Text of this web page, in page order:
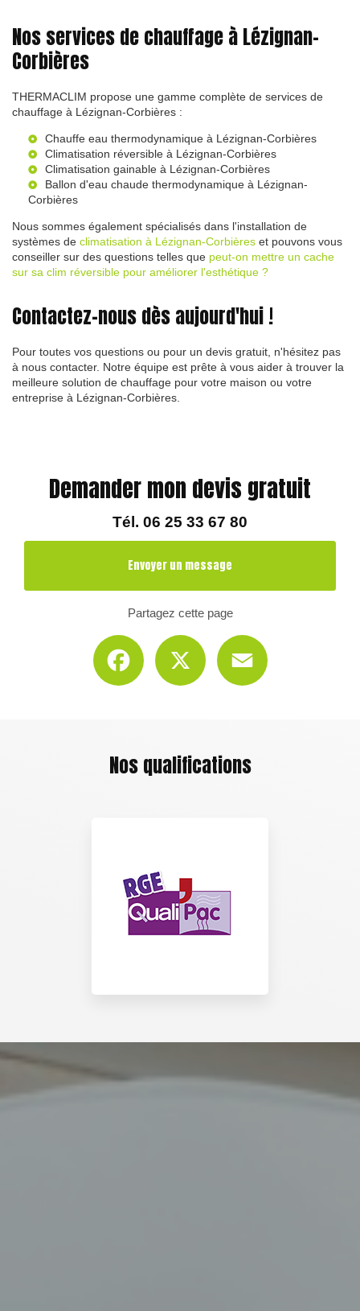
Nos services de chauffage à Lézignan-
Corbières
THERMACLIM propose une gamme complète de services de
chauffage à Lézignan-Corbières :
Chauffe eau thermodynamique à Lézignan-Corbières
Climatisation réversible à Lézignan-Corbières
Climatisation gainable à Lézignan-Corbières
Ballon d'eau chaude thermodynamique à Lézignan-
Corbières
Nous sommes également spécialisés dans l'installation de
systèmes de climatisation à Lézignan-Corbières et pouvons vous
conseiller sur des questions telles que peut-on mettre un cache
sur sa clim réversible pour améliorer l'esthétique ?
Contactez-nous dès aujourd'hui !
Pour toutes vos questions ou pour un devis gratuit, n'hésitez pas
à nous contacter. Notre équipe est prête à vous aider à trouver la
meilleure solution de chauffage pour votre maison ou votre
entreprise à Lézignan-Corbières.
Demander mon devis gratuit
Tél. 06 25 33 67 80
Envoyer un message
Partagez cette page
Facebook
Nos qualifications